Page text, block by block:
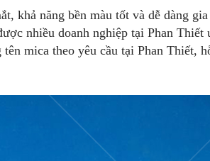
khả năng bền màu tốt và dễ dàng
nhiều doanh nghiệp tại Phan Thiết
mica theo yêu cầu tại Phan Thiết,